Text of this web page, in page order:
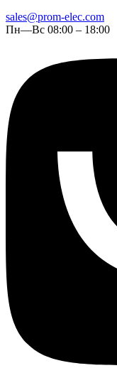
sales@prom-elec.com
Пн—Вс 08:00 – 18:00